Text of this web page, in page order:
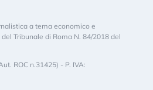
a tema economico e
Tribunale di Roma N. 84/2018 del
ROC n.31425) - P. IVA: